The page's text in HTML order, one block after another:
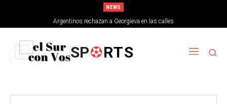
NEWS
Argentinos rechazan a Georgieva en las calles
SP RTS